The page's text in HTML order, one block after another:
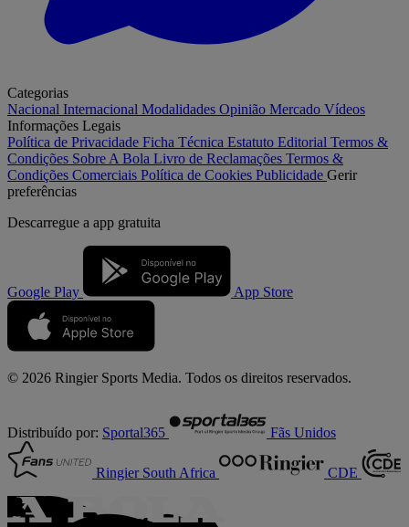
Categorias
Nacional Internacional Modalidades Opinião Mercado Vídeos
Informações Legais
Política de Privacidade Ficha Técnica Estatuto Editorial Termos &
Condições Sobre A Bola Livro de Reclamações Termos &
Condições Comerciais Política de Cookies Publicidade Gerir
preferências
Descarregue a app gratuita
Google Play App Store
© 2026 Ringier Sports Media. Todos os direitos reservados.
Distribuído por: Sportal365 Fãs Unidos
Ringier South Africa CDE